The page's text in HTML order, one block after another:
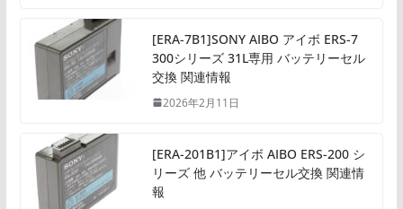
[ERA-7B1]SONY AIBO アイボ ERS-7
300シリーズ 31L専用 バッテリーセル
交換 関連情報
2026年2月11日
[ERA-201B1]アイボ AIBO ERS-200 シ
リーズ 他 バッテリーセル交換 関連情
報